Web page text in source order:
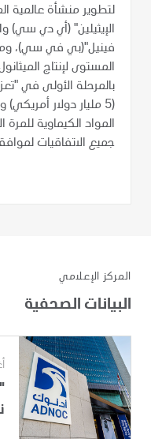
لتطوير منشأة عالمية
الإيثيلين" (أي دي سي)
فينيل"(بي في سي)،
المستوى لإنتاج
(5 مليار دولار
المواد الكيماوية
جميع الاتفاقيات
المركز الإعلامي
البيانات الصحفية